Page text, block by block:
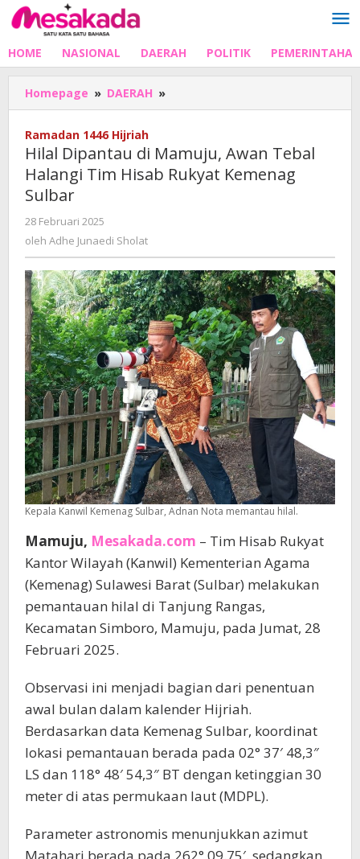
Lewati
ke
HOME NASIONAL DAERAH POLITIK
Homepage » DAERAH »
Dipantau
Awan
Tebal
Kemenag
Sulbar
Ramadan 1446 Hijriah
Hilal Dipantau di Mamuju, Awan Tebal
Halangi Tim Hisab Rukyat Kemenag
Sulbar
28 Februari 2025
Adhe
oleh Adhe Junaedi Sholat
Kepala Kanwil Kemenag Sulbar, Adnan Nota memantau hilal.
Mamuju, Mesakada.com – Tim Hisab Rukyat
Kantor Wilayah (Kanwil) Kementerian Agama
(Kemenag) Sulawesi Barat (Sulbar) melakukan
pemantauan hilal di Tanjung Rangas,
Kecamatan Simboro, Mamuju, pada Jumat, 28
Februari 2025.
Observasi ini menjadi bagian dari penentuan
awal bulan dalam kalender Hijriah.
Berdasarkan data Kemenag Sulbar, koordinat
lokasi pemantauan berada pada 02° 37′ 48,3″
LS dan 118° 48′ 54,3″ BT dengan ketinggian 30
meter di atas permukaan laut (MDPL).
Parameter astronomis menunjukkan azimut